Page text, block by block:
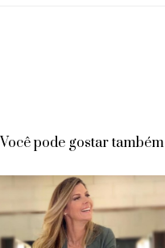
Você pode gostar também